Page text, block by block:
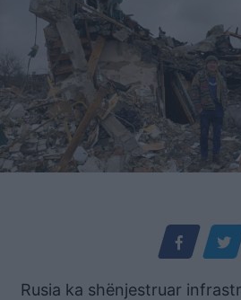
Rusia ka shënjestruar